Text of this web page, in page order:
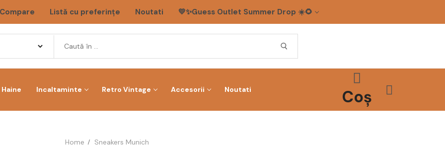
Compare Listă cu preferințe Noutati 💛✨Guess Outlet Summer Drop ☀️🌻
Haine Incaltaminte Retro Vintage Accesorii Noutati Coș
Home Sneakers Munich